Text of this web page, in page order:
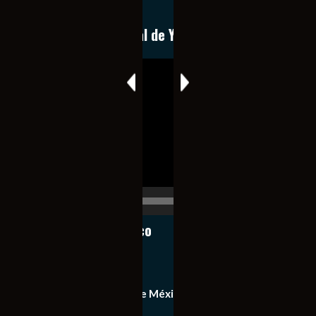
Conoce nuestro canal de YouTube
Notiexpress de México
Equipo de Notiexpress de México